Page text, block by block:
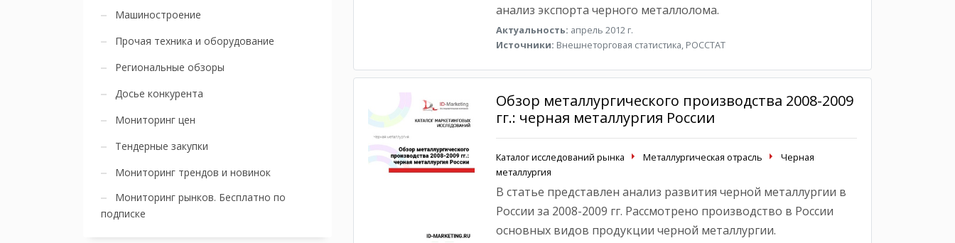
анализ экспорта черного металлолома.
Актуальность: апрель 2012 г.
Источники: Внешнеторговая статистика, РОССТАТ
Обзор металлургического производства 2008-2009
гг.: черная металлургия России
Каталог исследований рынка Металлургическая отрасль
Черная
металлургия
В статье представлен анализ развития черной металлургии в
России за 2008-2009 гг. Рассмотрено производство в России
основных видов продукции черной металлургии.
Машиностроение
Прочая техника и оборудование
Региональные обзоры
Досье конкурента
Мониторинг цен
Тендерные закупки
Мониторинг трендов и новинок
Мониторинг рынков. Бесплатно по
подписке